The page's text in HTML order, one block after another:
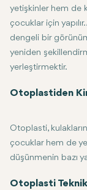
yetişkinler hem de
çocuklar için
dengeli bir
yeniden
yerleştirmektir.
Otoplasti öncelikle
Otoplastiden
Otoplasti,
çocuklar hem de
düşünmenin bazı
Çıkıntılı Kulaklar
Asimetrik Kulaklar:
Aşırı Büyük
Rekonstrüktif
Otoplasti